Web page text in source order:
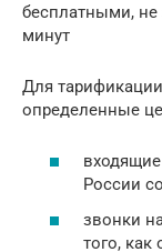
бесплатными, не
минут
Для
определенные
России
звонки
того, как